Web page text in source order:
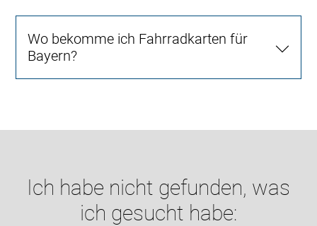
Wo bekomme ich Fahrradkarten für
Bayern?
Ich habe nicht gefunden, was
ich gesucht habe: